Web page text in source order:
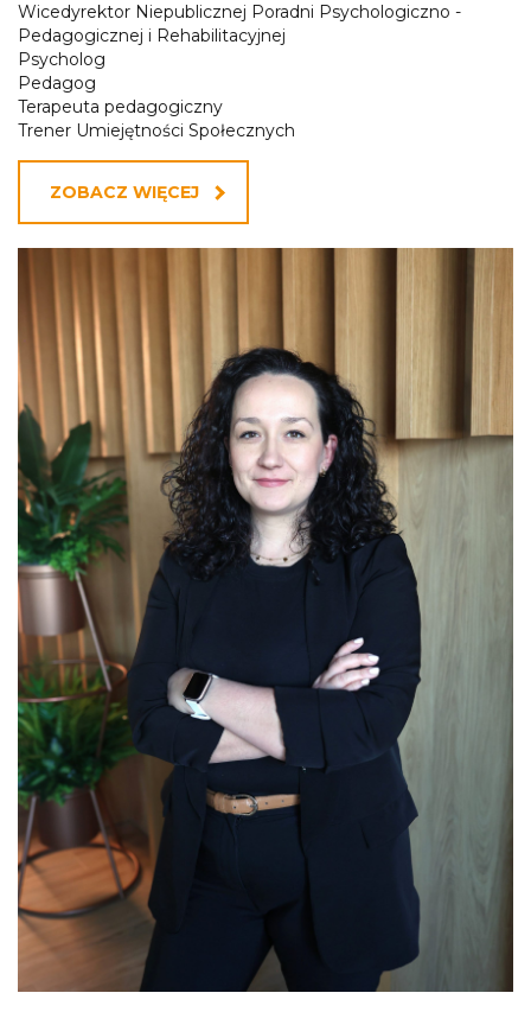
Wicedyrektor Niepublicznej Poradni Psychologiczno -
Pedagogicznej i Rehabilitacyjnej
Psycholog
Pedagog
Terapeuta pedagogiczny
Trener Umiejętności Społecznych
ZOBACZ WIĘCEJ